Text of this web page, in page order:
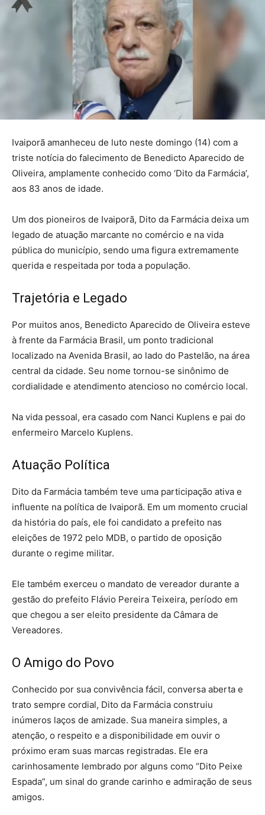
Ivaiporã amanheceu de luto neste domingo (14) com a
triste notícia do falecimento de Benedicto Aparecido de
Oliveira, amplamente conhecido como ‘Dito da Farmácia’,
aos 83 anos de idade.
Um dos pioneiros de Ivaiporã, Dito da Farmácia deixa um
legado de atuação marcante no comércio e na vida
pública do município, sendo uma figura extremamente
querida e respeitada por toda a população.
Trajetória e Legado
Por muitos anos, Benedicto Aparecido de Oliveira esteve
à frente da Farmácia Brasil, um ponto tradicional
localizado na Avenida Brasil, ao lado do Pastelão, na área
central da cidade. Seu nome tornou-se sinônimo de
cordialidade e atendimento atencioso no comércio local.
Na vida pessoal, era casado com Nanci Kuplens e pai do
enfermeiro Marcelo Kuplens.
Atuação Política
Dito da Farmácia também teve uma participação ativa e
influente na política de Ivaiporã. Em um momento crucial
da história do país, ele foi candidato a prefeito nas
eleições de 1972 pelo MDB, o partido de oposição
durante o regime militar.
Ele também exerceu o mandato de vereador durante a
gestão do prefeito Flávio Pereira Teixeira, período em
que chegou a ser eleito presidente da Câmara de
Vereadores.
O Amigo do Povo
Conhecido por sua convivência fácil, conversa aberta e
trato sempre cordial, Dito da Farmácia construiu
inúmeros laços de amizade. Sua maneira simples, a
atenção, o respeito e a disponibilidade em ouvir o
próximo eram suas marcas registradas. Ele era
carinhosamente lembrado por alguns como “Dito Peixe
Espada”, um sinal do grande carinho e admiração de seus
amigos.